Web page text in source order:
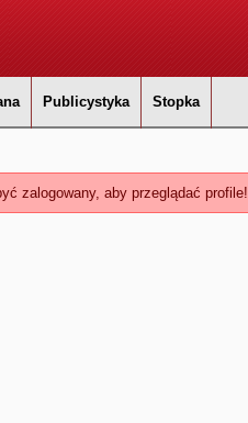
Publicystyka Stopka
zalogowany, aby przeglądać profile!